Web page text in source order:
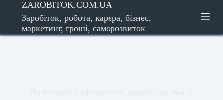
ZAROBITOK.COM.UA
Заробіток, робота, карєра, бізнес,
маркетинг, гроші, саморозвиток